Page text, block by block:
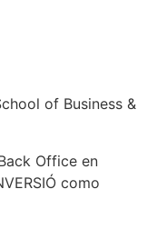
of Business &
Office en
como